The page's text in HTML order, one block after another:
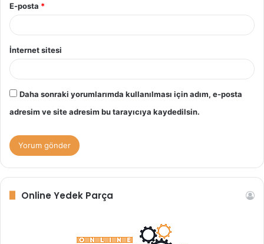
E-posta *
İnternet sitesi
Daha sonraki yorumlarımda kullanılması için adım, e-posta
adresim ve site adresim bu tarayıcıya kaydedilsin.
Online Yedek Parça